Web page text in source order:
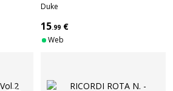
Duke
15.99 €
Web